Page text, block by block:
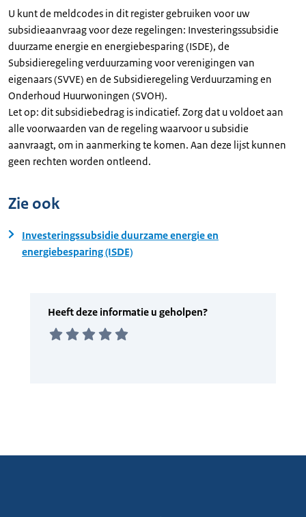
U kunt de meldcodes in dit register gebruiken voor uw
subsidieaanvraag voor deze regelingen: Investeringssubsidie
duurzame energie en energiebesparing (ISDE), de
Subsidieregeling verduurzaming voor verenigingen van
eigenaars (SVVE) en de Subsidieregeling Verduurzaming en
Onderhoud Huurwoningen (SVOH).
Let op: dit subsidiebedrag is indicatief. Zorg dat u voldoet aan
alle voorwaarden van de regeling waarvoor u subsidie
aanvraagt, om in aanmerking te komen. Aan deze lijst kunnen
geen rechten worden ontleend.
Zie ook
Investeringssubsidie duurzame energie en
energiebesparing (ISDE)